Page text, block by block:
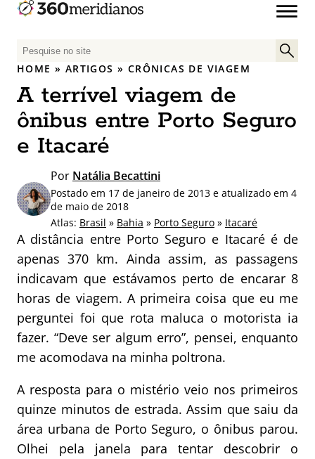
P
e
q
u
i
s
p
o
r
:
HOME » ARTIGOS » CRÔNICAS DE VIAGEM
A terrível viagem de
ônibus entre Porto Seguro
e Itacaré
Por Natália Becattini
Postado em 17 de janeiro de 2013 e atualizado em 4
de maio de 2018
Atlas: Brasil » Bahia » Porto Seguro » Itacaré
A distância entre Porto Seguro e Itacaré é de
apenas 370 km. Ainda assim, as passagens
indicavam que estávamos perto de encarar 8
horas de viagem. A primeira coisa que eu me
perguntei foi que rota maluca o motorista ia
fazer. “Deve ser algum erro”, pensei, enquanto
me acomodava na minha poltrona.
A resposta para o mistério veio nos primeiros
quinze minutos de estrada. Assim que saiu da
área urbana de Porto Seguro, o ônibus parou.
Olhei pela janela para tentar descobrir o